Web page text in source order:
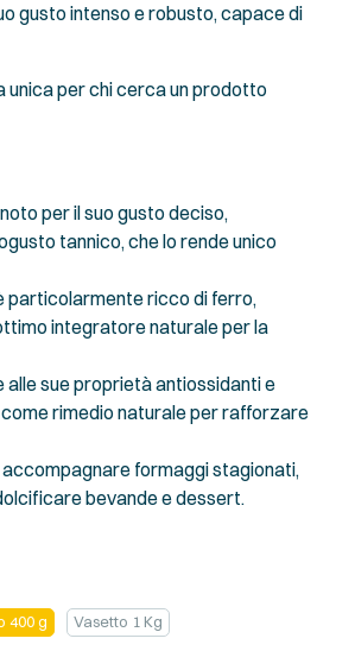
gusto intenso e robusto, capace di
unica per chi cerca un prodotto
per il suo gusto deciso,
tannico, che lo rende unico
particolarmente ricco di ferro,
integratore naturale per la
alle sue proprietà antiossidanti e
rimedio naturale per rafforzare
formaggi stagionati,
bevande e dessert.
400 g Vasetto 1 Kg